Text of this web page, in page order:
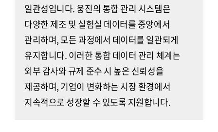
일관성입니다. 웅진의 통합 관리 시스템은
다양한 제조 및 실험실 데이터를 중앙에서
관리하며, 모든 과정에서 데이터를 일관되게
유지합니다. 이러한 통합 데이터 관리 체계는
외부 감사와 규제 준수 시 높은 신뢰성을
제공하며, 기업이 변화하는 시장 환경에서
지속적으로 성장할 수 있도록 지원합니다.